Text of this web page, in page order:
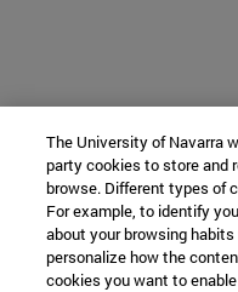
The University of Navarra
party cookies to store and
browse. Different types of
For example, to identify
about your browsing
personalize how the
cookies you want to